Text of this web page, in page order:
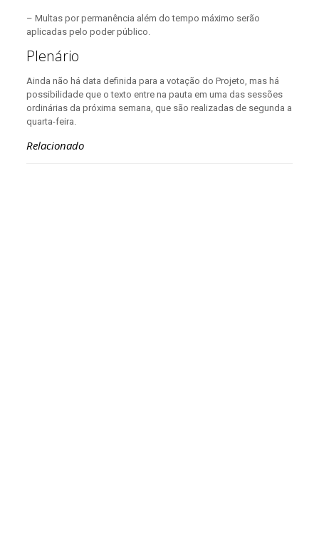
– Multas por permanência além do tempo máximo serão
aplicadas pelo poder público.
Plenário
Ainda não há data definida para a votação do Projeto, mas há
possibilidade que o texto entre na pauta em uma das sessões
ordinárias da próxima semana, que são realizadas de segunda a
quarta-feira.
Relacionado